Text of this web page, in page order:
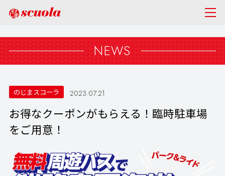
NEWS
のじまスコーラ 2023.07.21
お得なクーポンがもらえる！臨時駐車場
をご用意！